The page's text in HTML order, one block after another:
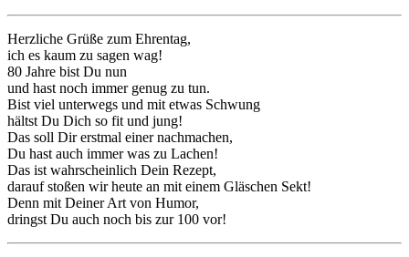
Herzliche Grüße zum Ehrentag,
ich es kaum zu sagen wag!
80 Jahre bist Du nun
und hast noch immer genug zu tun.
Bist viel unterwegs und mit etwas Schwung
hältst Du Dich so fit und jung!
Das soll Dir erstmal einer nachmachen,
Du hast auch immer was zu Lachen!
Das ist wahrscheinlich Dein Rezept,
darauf stoßen wir heute an mit einem Gläschen Sekt!
Denn mit Deiner Art von Humor,
dringst Du auch noch bis zur 100 vor!